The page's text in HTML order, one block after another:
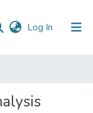
Log In (current)